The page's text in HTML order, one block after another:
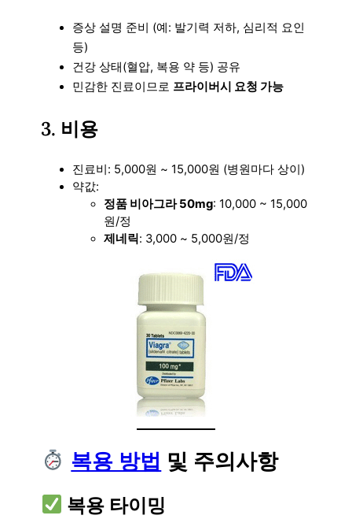
증상 설명 준비 (예: 발기력 저하, 심리적 요인
등)
건강 상태(혈압, 복용 약 등) 공유
민감한 진료이므로 프라이버시 요청 가능
3. 비용
진료비: 5,000원 ~ 15,000원 (병원마다 상이)
약값:
정품 비아그라 50mg: 10,000 ~ 15,000
원/정
제네릭: 3,000 ~ 5,000원/정
복용 방법 및 주의사항
복용 타이밍